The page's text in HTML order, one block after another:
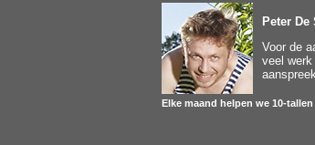
Peter De
Voor de
veel
Elke maand helpen we 10-